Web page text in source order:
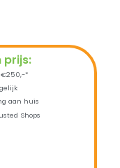
prijs:
€250,-*
aan huis
Shops